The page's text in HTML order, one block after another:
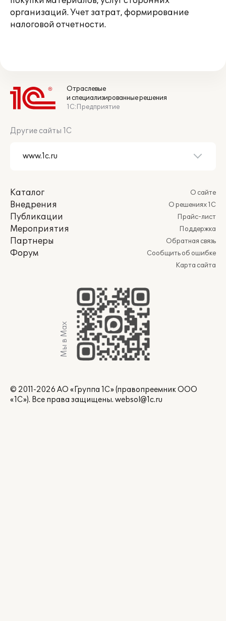
организаций. Учет затрат, формирование
налоговой отчетности.
Отраслевые
и специализированные решения
1С:Предприятие
Другие сайты 1С
Каталог
Внедрения
Публикации
Мероприятия
Партнеры
Форум
О сайте
О решениях 1С
Прайс-лист
Поддержка
Обратная связь
Сообщить об ошибке
Карта сайта
Мы в Max
© 2011-2026 АО «Группа 1С» (правопреемник ООО
«1С»). Все права защищены. websol@1c.ru